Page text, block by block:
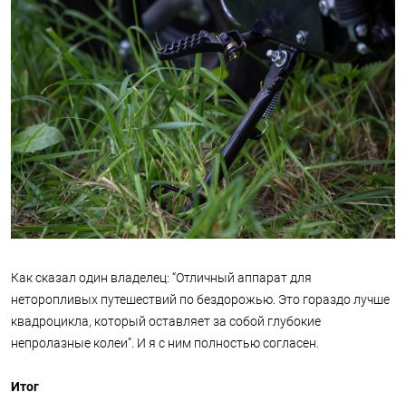
Как сказал один владелец: “Отличный аппарат для
неторопливых путешествий по бездорожью. Это гораздо лучше
квадроцикла, который оставляет за собой глубокие
непролазные колеи”. И я с ним полностью согласен.
Итог